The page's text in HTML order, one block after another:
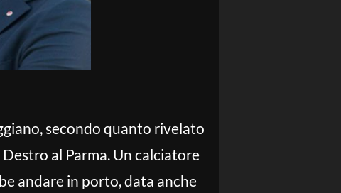
secondo quanto rivelato
al Parma. Un calciatore
andare in porto, data anche